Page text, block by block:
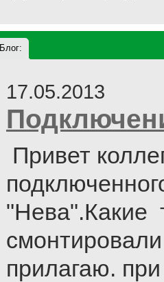
Блог:
17.05.2013
Привет
"Нева".Какие
прилагаю.